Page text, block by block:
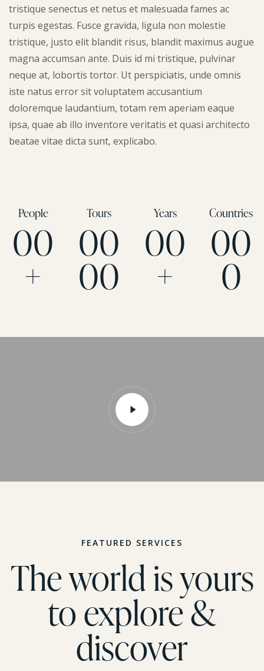
tristique senectus et netus et malesuada fames ac
turpis egestas. Fusce gravida, ligula non molestie
tristique, justo elit blandit risus, blandit maximus augue
magna accumsan ante. Duis id mi tristique, pulvinar
neque at, lobortis tortor. Ut perspiciatis, unde omnis
iste natus error sit voluptatem accusantium
doloremque laudantium, totam rem aperiam eaque
ipsa, quae ab illo inventore veritatis et quasi architecto
beatae vitae dicta sunt, explicabo.
People
00
+
Tours
00
00
Years
00
+
Countries
00
0
FEATURED SERVICES
The world is yours
to explore &
discover